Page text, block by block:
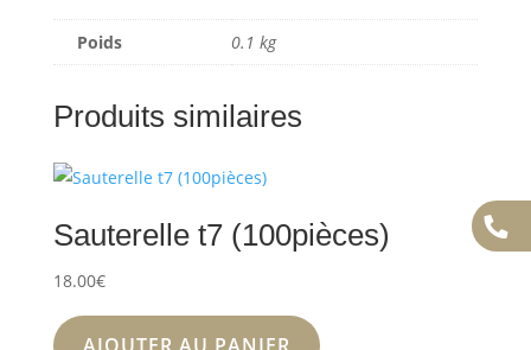
Poids 0.1 kg
Produits similaires
Sauterelle t7 (100pièces)
18.00€